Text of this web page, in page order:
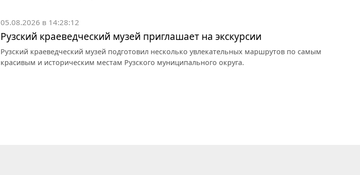
05.08.2026 в 14:28:12
Рузский краеведческий музей приглашает на экскурсии
Рузский краеведческий музей подготовил несколько увлекательных маршрутов по самым
красивым и историческим местам Рузского муниципального округа.